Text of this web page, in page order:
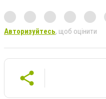
Авторизуйтесь, щоб оцінити